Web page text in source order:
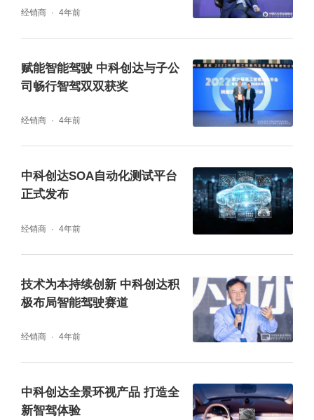
用。本次发布的CMS电子外后视镜解决方案不
性，也为中科创达智能座舱解决方案的持续创
新注入了新的活力。未来，中科创达还将继续
以技术为本，坚持技术创新，致力于通过行业
赋能。
经销商 4年前
赋能智能驾驶 中科创达与子公
司畅行智驾双双获奖
经销商 4年前
中科创达SOA自动化测试平台
正式发布
经销商 4年前
技术为本持续创新 中科创达积
极布局智能驾驶赛道
经销商 4年前
中科创达全景环视产品 打造全
新智驾体验